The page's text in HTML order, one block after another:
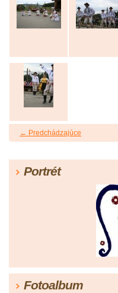
← Predchádzajúce
Portrét
Fotoalbum